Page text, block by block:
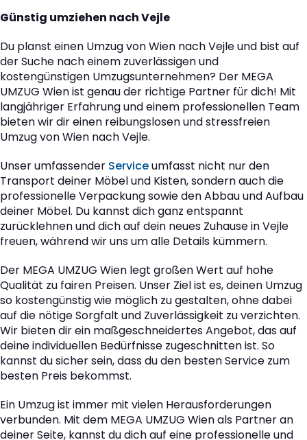
Günstig umziehen nach Vejle
Du planst einen Umzug von Wien nach Vejle und bist auf
der Suche nach einem zuverlässigen und
kostengünstigen Umzugsunternehmen? Der MEGA
UMZUG Wien ist genau der richtige Partner für dich! Mit
langjähriger Erfahrung und einem professionellen Team
bieten wir dir einen reibungslosen und stressfreien
Umzug von Wien nach Vejle.
Unser umfassender Serviceumfasst nicht nur den
Transport deiner Möbel und Kisten, sondern auch die
professionelle Verpackung sowie den Abbau und Aufbau
deiner Möbel. Du kannst dich ganz entspannt
zurücklehnen und dich auf dein neues Zuhause in Vejle
freuen, während wir uns um alle Details kümmern.
Der MEGA UMZUG Wien legt großen Wert auf hohe
Qualität zu fairen Preisen. Unser Ziel ist es, deinen Umzug
so kostengünstig wie möglich zu gestalten, ohne dabei
auf die nötige Sorgfalt und Zuverlässigkeit zu verzichten.
Wir bieten dir ein maßgeschneidertes Angebot, das auf
deine individuellen Bedürfnisse zugeschnitten ist. So
kannst du sicher sein, dass du den besten Service zum
besten Preis bekommst.
Ein Umzug ist immer mit vielen Herausforderungen
verbunden. Mit dem MEGA UMZUG Wien als Partner an
deiner Seite, kannst du dich auf eine professionelle und